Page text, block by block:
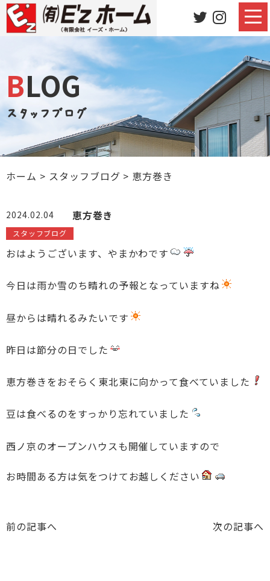
BLOG
スタッフブログ
ホーム > スタッフブログ > 恵方巻き
2024.02.04 恵方巻き
スタッフブログ
おはようございます、やまかわです
今日は雨か雪のち晴れの予報となっていますね
昼からは晴れるみたいです
昨日は節分の日でした
恵方巻きをおそらく東北東に向かって食べていました
豆は食べるのをすっかり忘れていました
西ノ京のオープンハウスも開催していますので
お時間ある方は気をつけてお越しください
前の記事へ 次の記事へ